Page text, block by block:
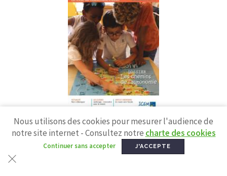
N° 244 - Octobre 2019
Les chemins de l'autonomie
Nous utilisons des cookies pour mesurer l'audience de
notre site internet - Consultez notre charte des cookies
Continuer sans accepter J'ACCEPTE